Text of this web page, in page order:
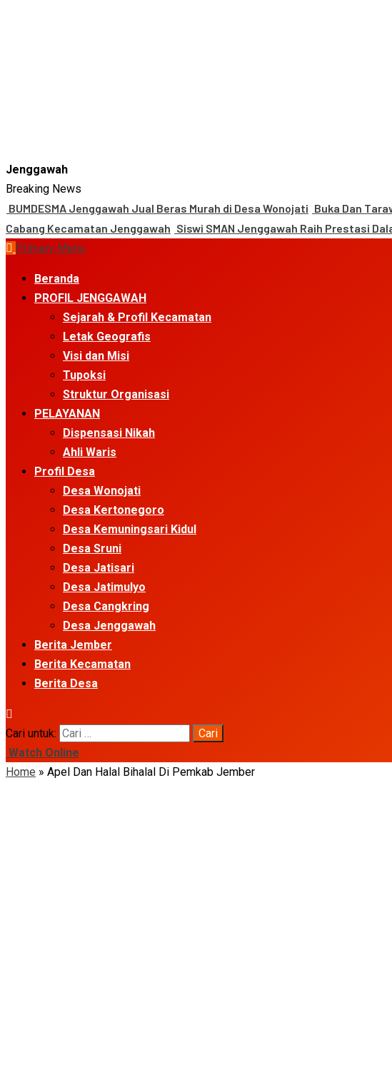
Jenggawah
Breaking News
BUMDESMA Jenggawah Jual Beras Murah di Desa Wonojati Buka Dan
Cabang Kecamatan Jenggawah Siswi SMAN Jenggawah Raih Prestasi
Primary Menu
Beranda
PROFIL JENGGAWAH
Sejarah & Profil Kecamatan
Letak Geografis
Visi dan Misi
Tupoksi
Struktur Organisasi
PELAYANAN
Dispensasi Nikah
Ahli Waris
Profil Desa
Desa Wonojati
Desa Kertonegoro
Desa Kemuningsari Kidul
Desa Sruni
Desa Jatisari
Desa Jatimulyo
Desa Cangkring
Desa Jenggawah
Berita Jember
Berita Kecamatan
Berita Desa
Cari untuk:
Watch Online
Home » Apel Dan Halal Bihalal Di Pemkab Jember